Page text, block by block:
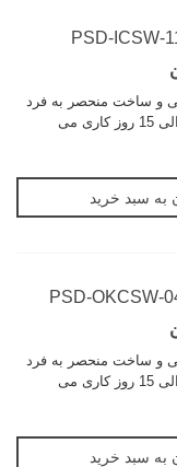
و ساخت منحصر به فرد
این کالا زمان تحویل 2 الی 15 روز کاری می
به سبد خرید
و ساخت منحصر به فرد
این کالا زمان تحویل 2 الی 15 روز کاری می
به سبد خرید